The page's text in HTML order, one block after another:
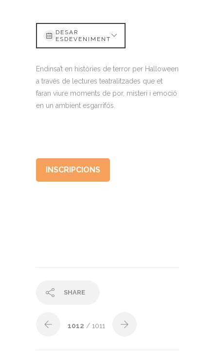
DESAR
ESDEVENIMENT
Endinsa’t en històries de terror per Halloween
a través de lectures teatralitzades que et
faran viure moments de por, misteri i emoció
en un ambient esgarrifós.
INSCRIPCIONS
SHARE
1012 / 1011